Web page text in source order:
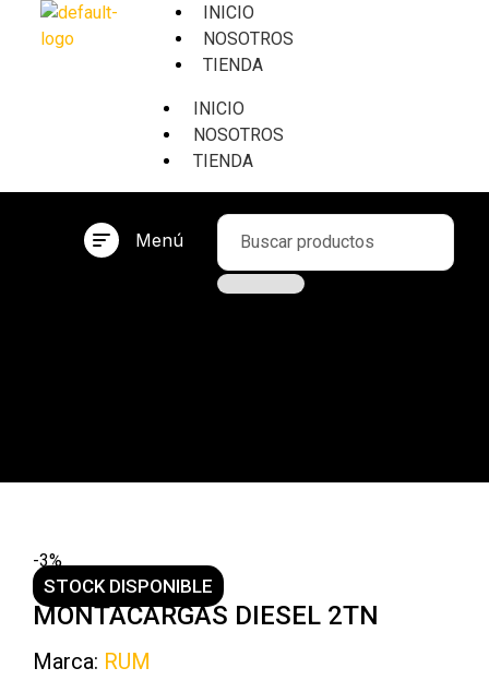
INICIO
NOSOTROS
TIENDA
INICIO
NOSOTROS
TIENDA
Menú
-3%
STOCK DISPONIBLE
MONTACARGAS DIESEL 2TN
Marca: RUM